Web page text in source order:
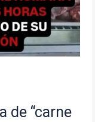
de “carne